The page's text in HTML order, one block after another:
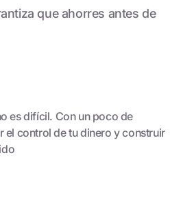
que ahorres antes de
es difícil. Con un poco de
el control de tu dinero y construir